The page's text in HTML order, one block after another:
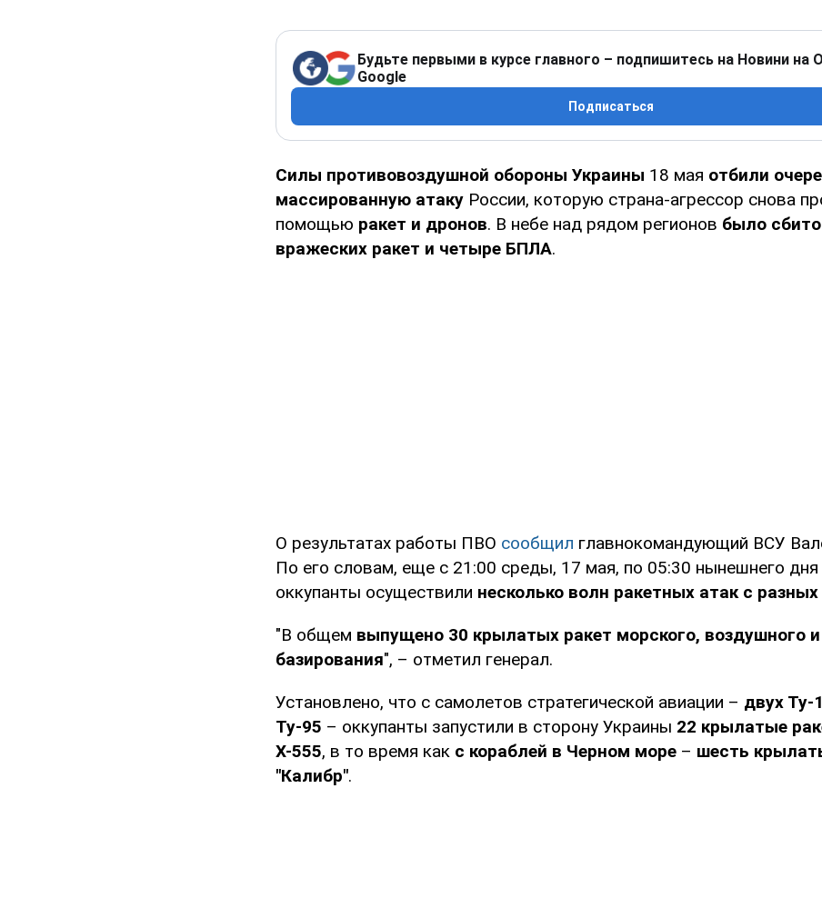
Будьте первыми в курсе главного – подпишитесь на Новини на
Google
Подписаться
Силы противовоздушной обороны Украины 18 мая отбили
массированную атаку России, которую страна-агрессор снова
помощью ракет и дронов. В небе над рядом регионов было
вражеских ракет и четыре БПЛА.
О результатах работы ПВО сообщил главнокомандующий ВСУ
По его словам, еще с 21:00 среды, 17 мая, по 05:30 нынешнего дня
оккупанты осуществили несколько волн ракетных атак с
"В общем выпущено 30 крылатых ракет морского, воздушного
базирования", – отметил генерал.
Установлено, что с самолетов стратегической авиации – двух Ту-
Ту-95 – оккупанты запустили в сторону Украины 22 крылатые
Х-555, в то время как с кораблей в Черном море – шесть
"Калибр".